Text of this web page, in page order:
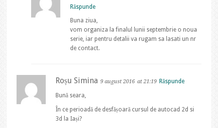
Răspunde
Buna ziua,
vom organiza la finalul lunii septembrie o noua
serie, iar pentru detalii va rugam sa lasati un nr
de contact.
Roșu Simina 9 august 2016 at 21:19 Răspunde
Bună seara,
În ce perioadă de desfășoară cursul de autocad 2d si
3d la Iași?